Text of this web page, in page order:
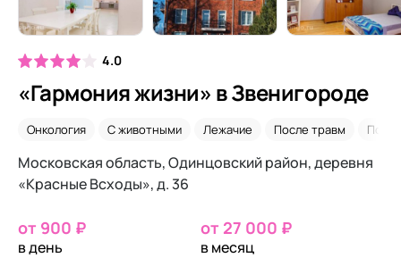
4.0
«Гармония жизни» в Звенигороде
Онкология С животными Лежачие После травм
Московская область, Одинцовский район, деревня
«Красные Всходы», д. 36
от 900 ₽
в день
от 27 000 ₽
в месяц